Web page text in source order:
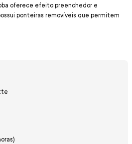
oferece efeito preenchedor e
ponteiras removíveis que permitem